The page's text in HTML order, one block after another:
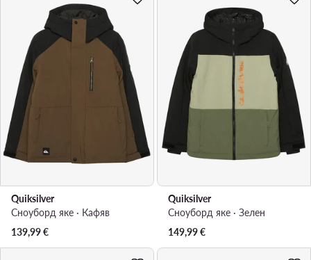
Quiksilver
Сноуборд яке · Кафяв
139,99€
Quiksilver
Сноуборд яке · Зелен
149,99€